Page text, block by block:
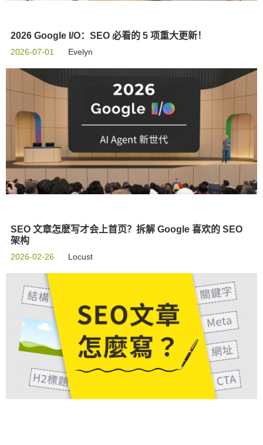
2026 Google I/O：SEO 必看的 5 项重大更新！
2026-07-01 Evelyn
SEO 文章怎麽写才会上首页？拆解 Google 喜欢的 SEO
架构
2026-02-26 Locust